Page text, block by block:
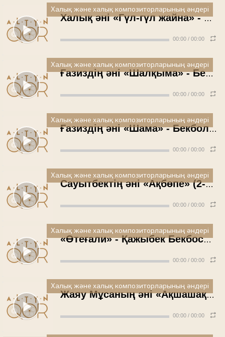
Халық әні «Гүл-гүл жайна» - К.Сыздықова (1988 жыл)
00:00 / 00:00
Халық және халық композиторларының әндері
Ғазиздің әні «Шалқыма» - Бекболат Тілеухан(1988 жыл)
00:00 / 00:00
Халық және халық композиторларының әндері
Ғазиздің әні «Шама» - Бекболат Тілеухан (1988 жыл)
00:00 / 00:00
Халық және халық композиторларының әндері
Сауытбектің әні «Ақбөпе» (2-түрі) - Аяз Бетбаев (1989 жыл)
00:00 / 00:00
Халық және халық композиторларының әндері
«Өтеғали» - Қажыбек Бекбосынов (1990 жыл)
00:00 / 00:00
Халық және халық композиторларының әндері
Жаяу Мұсаның әні «Ақшашақ» - Ғ.Мұхамедин (1993 жыл)
00:00 / 00:00
Халық және халық композиторларының әндері